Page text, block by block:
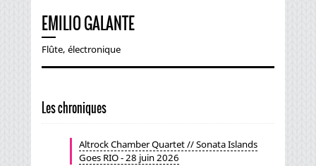
EMILIO GALANTE
Flûte, électronique
Les chroniques
Altrock Chamber Quartet // Sonata Islands
Goes RIO - 28 juin 2026